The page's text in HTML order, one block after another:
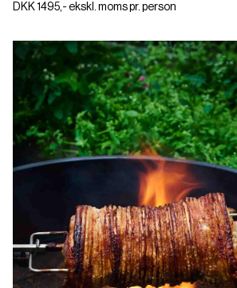
DKK 1495,- ekskl. moms pr. person